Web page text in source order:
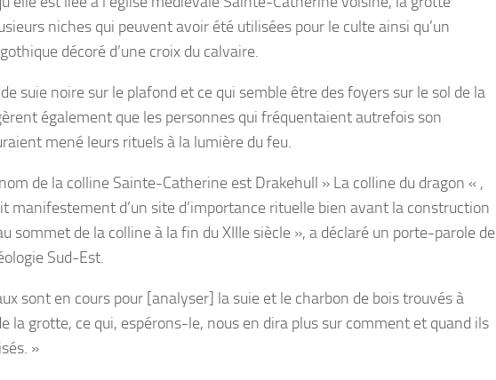
niches qui peuvent avoir été utilisées pour le culte ainsi qu’un
décoré d’une croix du calvaire.
suie noire sur le plafond et ce qui semble être des foyers sur le sol de la
également que les personnes qui fréquentaient autrefois son
mené leurs rituels à la lumière du feu.
de la colline Sainte-Catherine est Drakehull » La colline du dragon « ,
manifestement d’un site d’importance rituelle bien avant la construction
sommet de la colline à la fin du XIIIe siècle », a déclaré un porte-parole de
Sud-Est.
sont en cours pour [analyser] la suie et le charbon de bois trouvés à
la grotte, ce qui, espérons-le, nous en dira plus sur comment et quand ils
»